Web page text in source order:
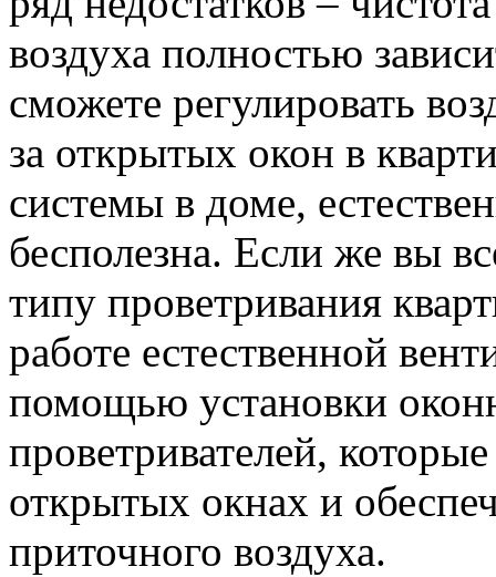
воздуха полностью
сможете регулировать
за открытых окон в
системы в доме,
бесполезна. Если же вы
типу проветривания
работе естественной
помощью установки
проветривателей,
открытых окнах и
приточного воздуха.